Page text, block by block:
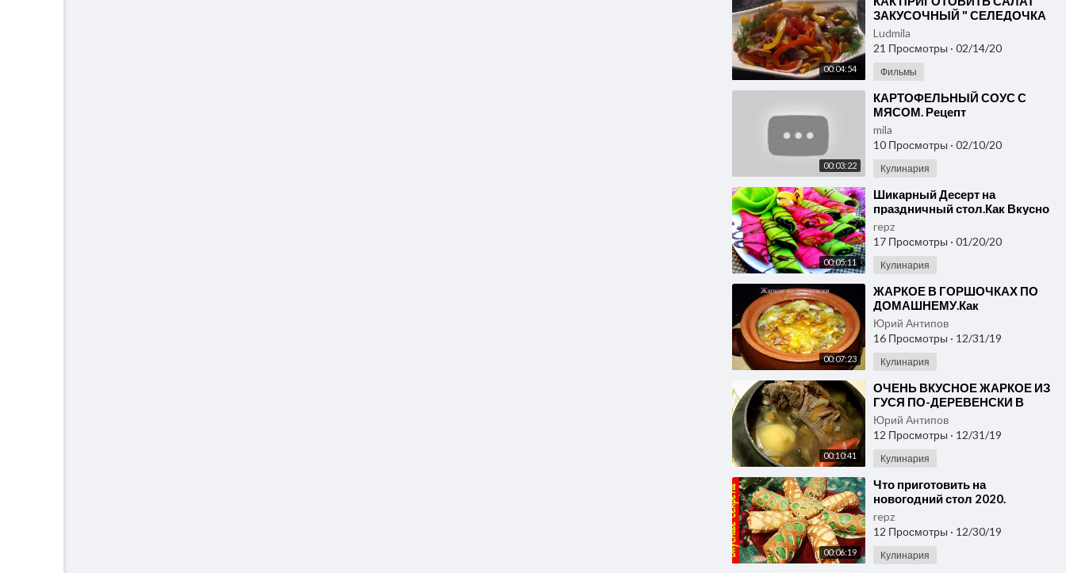
00:04:54
ЗАКУСОЧНЫЙ " СЕЛЕДОЧКА
С ГРИБАМИ"
Ludmila
21 Просмотры · 02/14/20
Фильмы
00:03:22
⁣КАРТОФЕЛЬНЫЙ СОУС С
МЯСОМ. Рецепт
приготовления. КАК БЫСТРО
ПРИГОТОВИТЬ.
mila
10 Просмотры · 02/10/20
Кулинария
00:05:11
⁣Шикарный Десерт на
праздничный стол.Как Вкусно
Приготовить блины с
Начинкой.
repz
17 Просмотры · 01/20/20
Кулинария
00:07:23
⁣ЖАРКОЕ В ГОРШОЧКАХ ПО
ДОМАШНЕМУ.Как
приготовить( ВКУСНОЕ
ЖАРКОЕ В ГОРШОЧКАХ С
СЫРОМ ПАРМЕЗАН).
Юрий Антипов
16 Просмотры · 12/31/19
Кулинария
00:10:41
⁣ОЧЕНЬ ВКУСНОЕ ЖАРКОЕ ИЗ
ГУСЯ ПО-ДЕРЕВЕНСКИ В
ЧУГУНКЕ ПОШАГОВЫЙ
РЕЦЕПТ КАК РАЗДЕЛАТЬ
ПРИГОТОВИТЬ ДОМА
Юрий Антипов
12 Просмотры · 12/31/19
Кулинария
00:06:19
⁣Что приготовить на
новогодний стол 2020.
Потрясающее вкусное и
красивое блюдо!
repz
12 Просмотры · 12/30/19
Кулинария